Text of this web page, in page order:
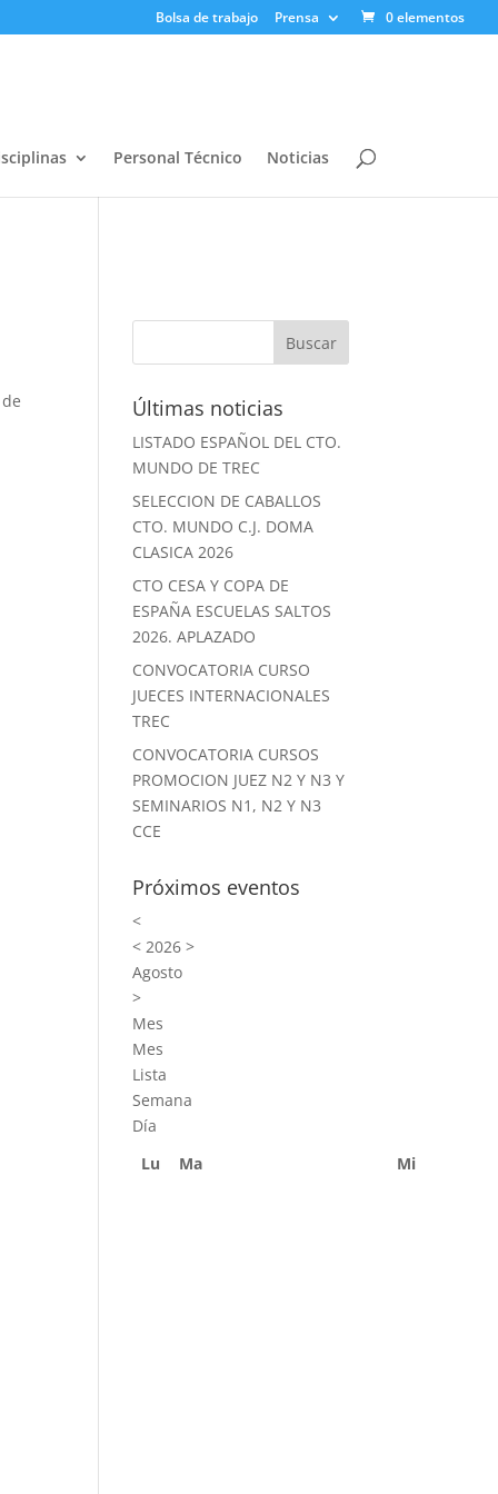
Bolsa de trabajo Prensa 0 elementos
Personal Técnico Noticias
Últimas noticias
LISTADO ESPAÑOL DEL CTO.
MUNDO DE TREC
SELECCION DE CABALLOS
CTO. MUNDO C.J. DOMA
CLASICA 2026
CTO CESA Y COPA DE
ESPAÑA ESCUELAS SALTOS
2026. APLAZADO
CONVOCATORIA CURSO
JUECES INTERNACIONALES
TREC
CONVOCATORIA CURSOS
PROMOCION JUEZ N2 Y N3 Y
SEMINARIOS N1, N2 Y N3
CCE
Próximos eventos
<
< 2026>
Agosto
>
Mes
Mes
Lista
Semana
Día
Lu
Ma Mi